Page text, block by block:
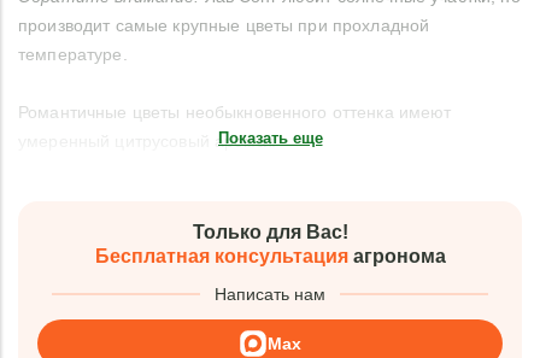
производит самые крупные цветы при прохладной
температуре.
Романтичные цветы необыкновенного оттенка имеют
умеренный цитрусовый аромат.
Показать еще
Только для Вас!
Бесплатная консультацияагронома
Написать нам
Max